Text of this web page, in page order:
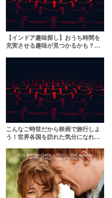
【インドア趣味探し】おうち時間を
充実させる趣味が見つかるかも？な
こんなご時世だから映画で旅行しよ
う！世界各国を訪れた気分になれる